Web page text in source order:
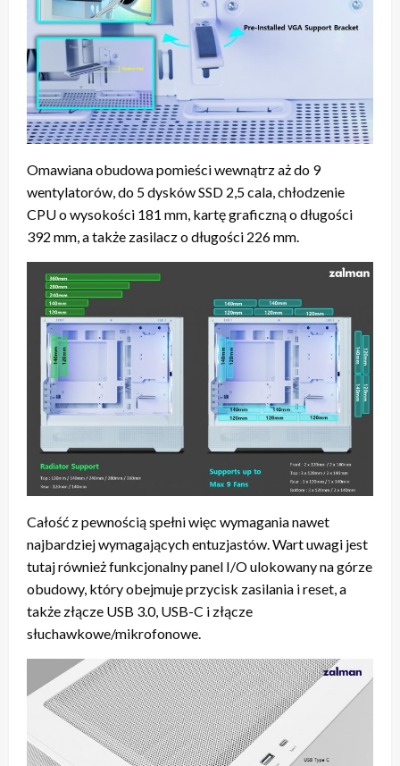
Omawiana obudowa pomieści wewnątrz aż do 9
wentylatorów, do 5 dysków SSD 2,5 cala, chłodzenie
CPU o wysokości 181 mm, kartę graficzną o długości
392 mm, a także zasilacz o długości 226 mm.
Całość z pewnością spełni więc wymagania nawet
najbardziej wymagających entuzjastów. Wart uwagi jest
tutaj również funkcjonalny panel I/O ulokowany na górze
obudowy, który obejmuje przycisk zasilania i reset, a
także złącze USB 3.0, USB-C i złącze
słuchawkowe/mikrofonowe.